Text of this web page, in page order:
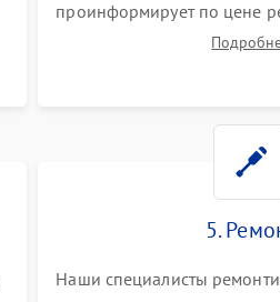
проинформирует по цене
смарт-часов а также
5.
Наши специалисты